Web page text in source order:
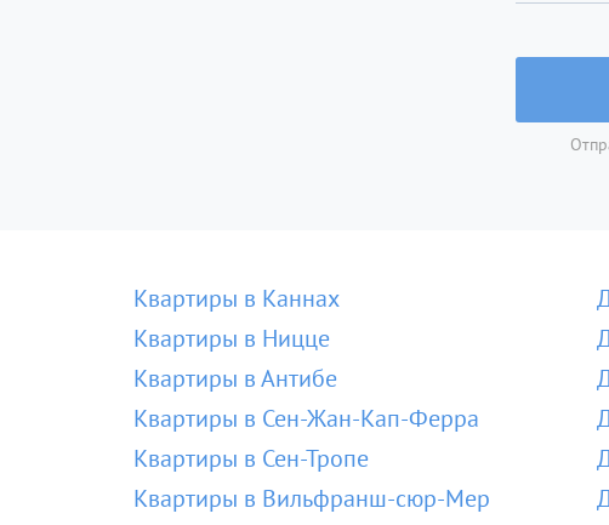
Квартиры в Каннах
Квартиры в Ницце
Квартиры в Антибе
Квартиры в Сен-Жан-Кап-Ферра
Квартиры в Сен-Тропе
Квартиры в Вильфранш-сюр-Мер